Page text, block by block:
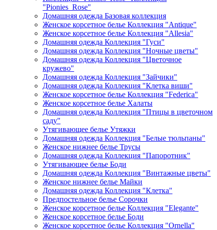
"Pionies_Rose"
Домашняя одежда Базовая коллекция
Женское корсетное белье Коллекция "Antique"
Женское корсетное белье Коллекция "Allesia"
Домашняя одежда Коллекция "Гуси"
Домашняя одежда Коллекция "Ночные цветы"
Домашняя одежда Коллекция "Цветочное
кружево"
Домашняя одежда Коллекция "Зайчики"
Домашняя одежда Коллекция "Клетка виши"
Женское корсетное белье Коллекция "Federica"
Женское корсетное белье Халаты
Домашняя одежда Коллекция "Птицы в цветочном
саду"
Утягивающее белье Утяжки
Домашняя одежда Коллекция "Белые тюльпаны"
Женское нижнее белье Трусы
Домашняя одежда Коллекция "Папоротник"
Утягивающее белье Боди
Домашняя одежда Коллекция "Винтажные цветы"
Женское нижнее белье Майки
Домашняя одежда Коллекция "Клетка"
Предпостельное белье Сорочки
Женское корсетное белье Коллекция "Elegante"
Женское корсетное белье Боди
Женское корсетное белье Коллекция "Ornella"